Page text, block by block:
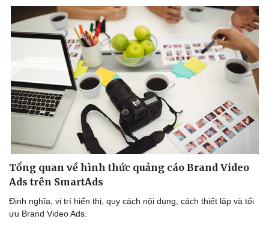
Tổng quan về hình thức quảng cáo Brand Video
Ads trên SmartAds
Định nghĩa, vị trí hiển thị, quy cách nội dung, cách thiết lập và tối
ưu Brand Video Ads.